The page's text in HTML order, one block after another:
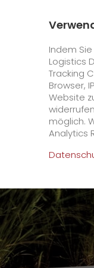
Online
GO!
App
Newswall
+
Startseite
Indem
Logistics
Tracking
Browser,
Website
möglich.
Analytics